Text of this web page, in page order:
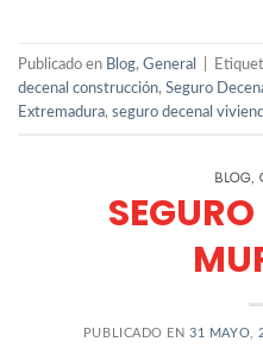
Publicado en Blog, General
decenal construcción, Seguro
Extremadura, seguro decenal
BLOG,
PUBLICADO EN31 MAYO,